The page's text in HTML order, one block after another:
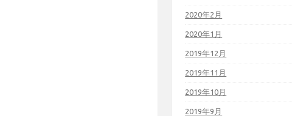
2020年2月
2020年1月
2019年12月
2019年11月
2019年10月
2019年9月